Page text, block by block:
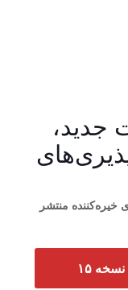
جدید،
خیره‌کننده منتشر
نسخه ۱۵